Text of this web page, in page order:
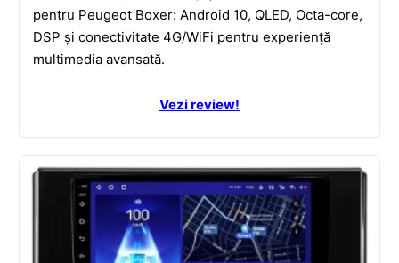
pentru Peugeot Boxer: Android 10, QLED, Octa-core,
DSP și conectivitate 4G/WiFi pentru experiență
multimedia avansată.
Vezi review!